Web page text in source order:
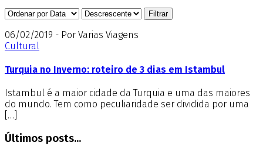
06/02/2019 - Por Varias Viagens
Cultural
Turquia no Inverno: roteiro de 3 dias em Istambul
Istambul é a maior cidade da Turquia e uma das maiores
do mundo. Tem como peculiaridade ser dividida por uma
[…]
Últimos posts...